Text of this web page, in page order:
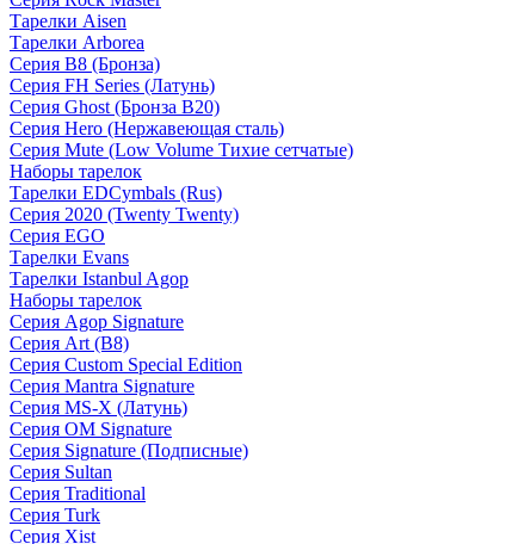
Тарелки Aisen
Тарелки Arborea
Серия B8 (Бронза)
Серия FH Series (Латунь)
Серия Ghost (Бронза B20)
Серия Hero (Нержавеющая сталь)
Серия Mute (Low Volume Тихие сетчатые)
Наборы тарелок
Тарелки EDCymbals (Rus)
Серия 2020 (Twenty Twenty)
Серия EGO
Тарелки Evans
Тарелки Istanbul Agop
Наборы тарелок
Серия Agop Signature
Серия Art (B8)
Серия Custom Special Edition
Серия Mantra Signature
Серия MS-X (Латунь)
Серия OM Signature
Серия Signature (Подписные)
Серия Sultan
Серия Traditional
Серия Turk
Серия Xist